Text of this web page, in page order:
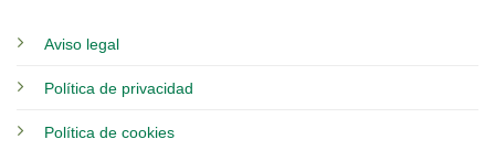
Aviso legal
Política de privacidad
Política de cookies